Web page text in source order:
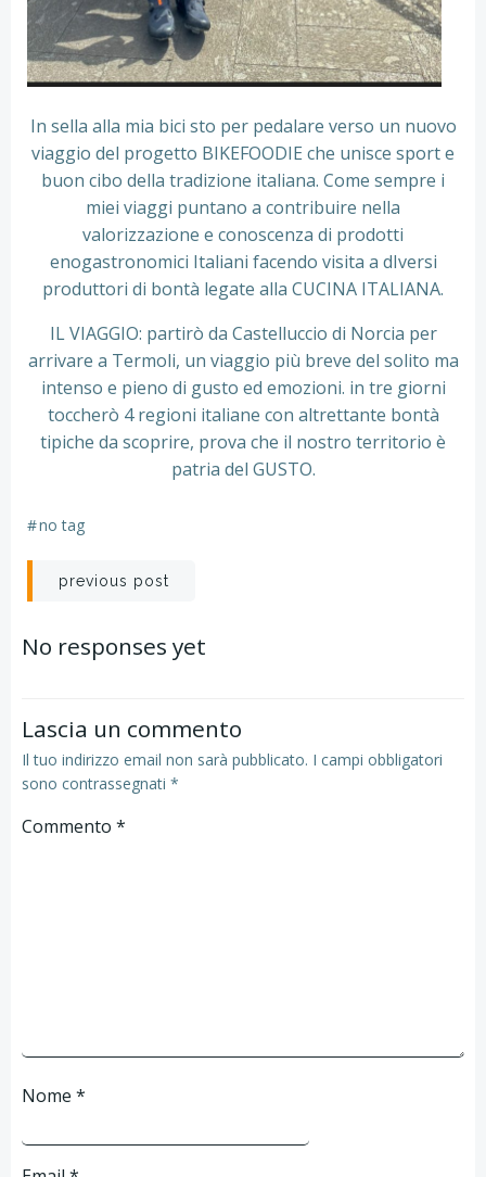
In sella alla mia bici sto per pedalare verso un nuovo
viaggio del progetto BIKEFOODIE che unisce sport e
buon cibo della tradizione italiana. Come sempre i
miei viaggi puntano a contribuire nella
valorizzazione e conoscenza di prodotti
enogastronomici Italiani facendo visita a dIversi
produttori di bontà legate alla CUCINA ITALIANA.
IL VIAGGIO: partirò da Castelluccio di Norcia per
arrivare a Termoli, un viaggio più breve del solito ma
intenso e pieno di gusto ed emozioni. in tre giorni
toccherò 4 regioni italiane con altrettante bontà
tipiche da scoprire, prova che il nostro territorio è
patria del GUSTO.
#no tag
Post
navigation
previous post
No responses yet
Lascia un commento
Il tuo indirizzo email non sarà pubblicato. I campi obbligatori
sono contrassegnati *
Commento *
Nome *